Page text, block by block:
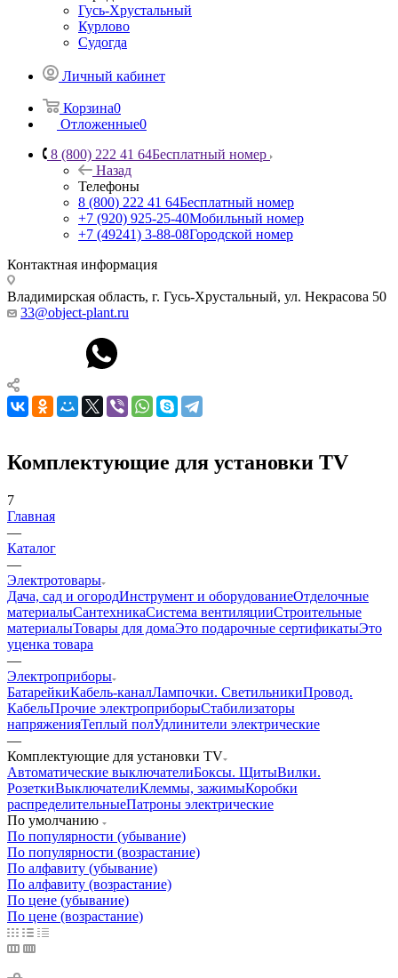
Гусь-Хрустальный
Курлово
Судогда
Личный кабинет
Корзина0
Отложенные0
8 (800) 222 41 64Бесплатный номер
Назад
Телефоны
8 (800) 222 41 64Бесплатный номер
+7 (920) 925-25-40Мобильный номер
+7 (49241) 3-88-08Городской номер
Контактная информация
Владимирская область, г. Гусь-Хрустальный, ул. Некрасова 50
33@object-plant.ru
Комплектующие для установки TV
7
Главная
—
Каталог
—
Электротовары
Дача, сад и огородИнструмент и оборудованиеОтделочные
материалыСантехникаСистема вентиляцииСтроительные
материалыТовары для домаЭто подарочные сертификатыЭто
уценка товара
—
Электроприборы
БатарейкиКабель-каналЛампочки. СветильникиПровод.
КабельПрочие электроприборыСтабилизаторы
напряженияТеплый полУдлинители электрические
—
Комплектующие для установки TV
Автоматические выключателиБоксы. ЩитыВилки.
РозеткиВыключателиКлеммы, зажимыКоробки
распределительныеПатроны электрические
По умолчанию
По популярности (убывание)
По популярности (возрастание)
По алфавиту (убывание)
По алфавиту (возрастание)
По цене (убывание)
По цене (возрастание)